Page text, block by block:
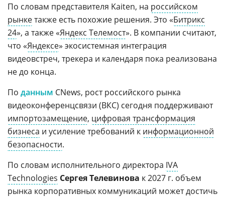
По словам представителя Kaiten, на российском
рынкетакже есть похожие решения. Это «Битрикс
24», а также «Яндекс Телемост». В компании считают,
что «Яндексе» экосистемная интеграция
видеовстреч, трекера и календаря пока реализована
не до конца.
По данным CNews, рост российского рынка
видеоконференцсвязи (ВКС) сегодня поддерживают
импортозамещение, цифровая трансформация
бизнеса и усиление требований к информационной
безопасности.
По словам исполнительного директора IVA
Technologies Сергея Телевинова к 2027 г. объем
рынка корпоративных коммуникаций может достичь